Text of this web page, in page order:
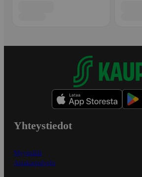
Yhteystiedot
Myymälät
Asiakaspalvelu